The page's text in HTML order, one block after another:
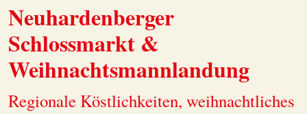
Neuhardenberger
Schlossmarkt &
Weihnachtsmannlandung
Regionale Köstlichkeiten, weihnachtliches